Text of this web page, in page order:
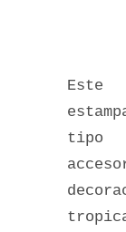
Este
tipo